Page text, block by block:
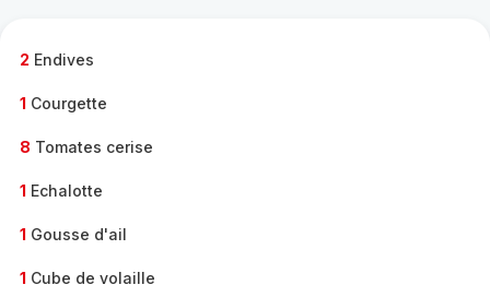
2 Endives
1 Courgette
8 Tomates cerise
1 Echalotte
1 Gousse d'ail
1 Cube de volaille